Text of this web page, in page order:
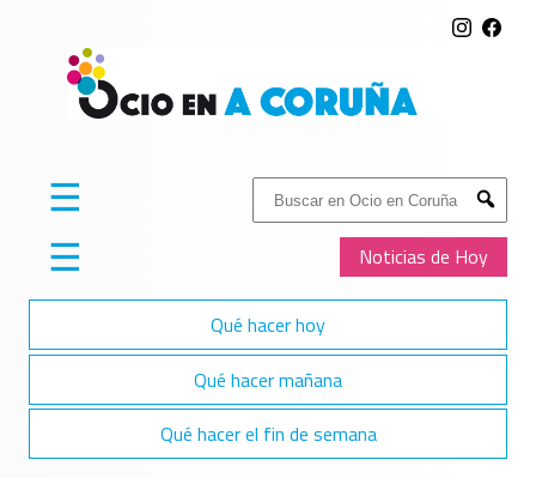
Buscar:
Submit
Noticias de Hoy
☰
☰
Qué hacer hoy
Qué hacer mañana
Qué hacer el fin de semana